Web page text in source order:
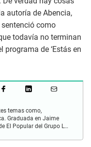
autoría de Abencia,
como
todavía no terminan
programa de ‘Estás en
temas como,
Graduada en Jaime
El Popular del Grupo La